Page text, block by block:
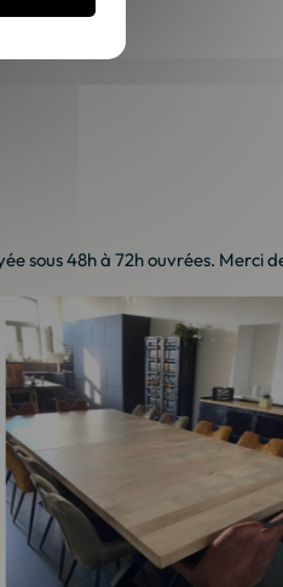
sous 48h à 72h ouvrées. Merci